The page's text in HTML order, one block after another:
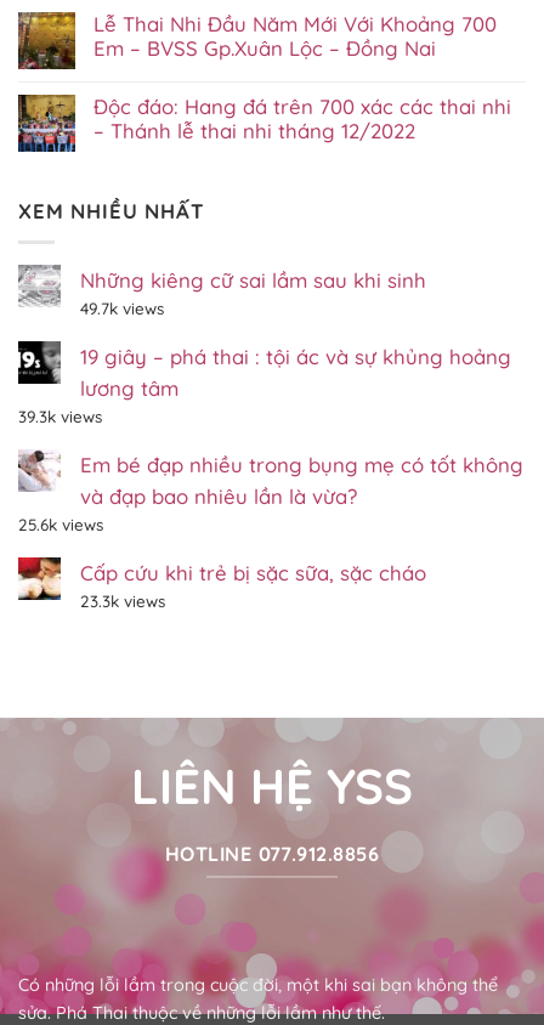
Nhật
Với
700
Thai
–
Lễ
thai
tháng
07/2023
bình
luận
ở
thai
nhi
Gp.Xuân
Lộc,
Lễ Thai Nhi Đầu Năm Mới Với Khoảng 700
Em – BVSS Gp.Xuân Lộc – Đồng Nai
bình
luận
Đầu
Khoảng
Em
BVSS
Gp.Xuân
Lộc
–
Đồng
Độc đáo: Hang đá trên 700 xác các thai nhi
– Thánh lễ thai nhi tháng 12/2022
luận
ở
Hang
đá
trên
các
nhi
–
Thánh
thai
tháng
12/2022
XEM NHIỀU NHẤT
Những kiêng cữ sai lầm sau khi sinh
49.7k views
19 giây – phá thai : tội ác và sự khủng hoảng
lương tâm
39.3k views
Em bé đạp nhiều trong bụng mẹ có tốt không
và đạp bao nhiêu lần là vừa?
25.6k views
Cấp cứu khi trẻ bị sặc sữa, sặc cháo
23.3k views
LIÊN HỆ YSS
HOTLINE 077.912.8856
Có những lỗi lầm trong cuộc đời, một khi sai bạn không thể
sửa. Phá Thai thuộc về những lỗi lầm như thế.